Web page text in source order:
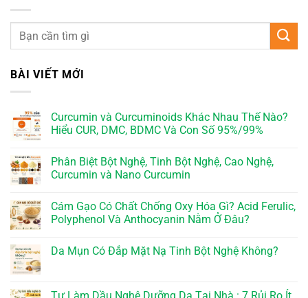
BÀI VIẾT MỚI
Curcumin và Curcuminoids Khác Nhau Thế Nào?
Hiểu CUR, DMC, BDMC Và Con Số 95%/99%
Phân Biệt Bột Nghệ, Tinh Bột Nghệ, Cao Nghệ,
Curcumin và Nano Curcumin
Cám Gạo Có Chất Chống Oxy Hóa Gì? Acid Ferulic,
Polyphenol Và Anthocyanin Nằm Ở Đâu?
Da Mụn Có Đắp Mặt Nạ Tinh Bột Nghệ Không?